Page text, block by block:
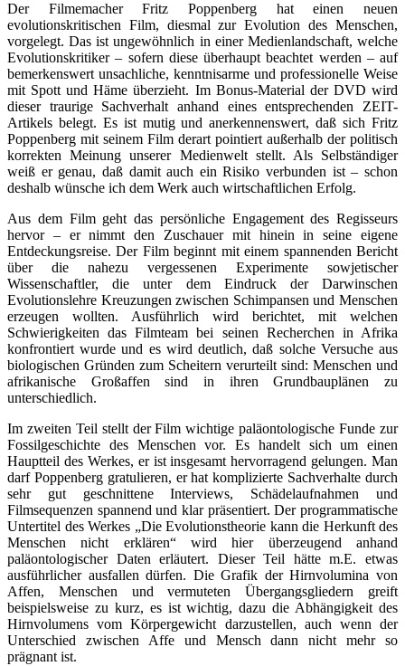
Der Filmemacher Fritz Poppenberg hat einen neuen
evolutionskritischen Film, diesmal zur Evolution des Menschen,
vorgelegt. Das ist ungewöhnlich in einer Medienlandschaft, welche
Evolutionskritiker – sofern diese überhaupt beachtet werden – auf
bemerkenswert unsachliche, kenntnisarme und professionelle Weise
mit Spott und Häme überzieht. Im Bonus-Material der DVD wird
dieser traurige Sachverhalt anhand eines entsprechenden ZEIT-
Artikels belegt. Es ist mutig und anerkennenswert, daß sich Fritz
Poppenberg mit seinem Film derart pointiert außerhalb der politisch
korrekten Meinung unserer Medienwelt stellt. Als Selbständiger
weiß er genau, daß damit auch ein Risiko verbunden ist – schon
deshalb wünsche ich dem Werk auch wirtschaftlichen Erfolg.
Aus dem Film geht das persönliche Engagement des Regisseurs
hervor – er nimmt den Zuschauer mit hinein in seine eigene
Entdeckungsreise. Der Film beginnt mit einem spannenden Bericht
über die nahezu vergessenen Experimente sowjetischer
Wissenschaftler, die unter dem Eindruck der Darwinschen
Evolutionslehre Kreuzungen zwischen Schimpansen und Menschen
erzeugen wollten. Ausführlich wird berichtet, mit welchen
Schwierigkeiten das Filmteam bei seinen Recherchen in Afrika
konfrontiert wurde und es wird deutlich, daß solche Versuche aus
biologischen Gründen zum Scheitern verurteilt sind: Menschen und
afrikanische Großaffen sind in ihren Grundbauplänen zu
unterschiedlich.
Im zweiten Teil stellt der Film wichtige paläontologische Funde zur
Fossilgeschichte des Menschen vor. Es handelt sich um einen
Hauptteil des Werkes, er ist insgesamt hervorragend gelungen. Man
darf Poppenberg gratulieren, er hat komplizierte Sachverhalte durch
sehr gut geschnittene Interviews, Schädelaufnahmen und
Filmsequenzen spannend und klar präsentiert. Der programmatische
Untertitel des Werkes „Die Evolutionstheorie kann die Herkunft des
Menschen nicht erklären“ wird hier überzeugend anhand
paläontologischer Daten erläutert. Dieser Teil hätte m.E. etwas
ausführlicher ausfallen dürfen. Die Grafik der Hirnvolumina von
Affen, Menschen und vermuteten Übergangsgliedern greift
beispielsweise zu kurz, es ist wichtig, dazu die Abhängigkeit des
Hirnvolumens vom Körpergewicht darzustellen, auch wenn der
Unterschied zwischen Affe und Mensch dann nicht mehr so
prägnant ist.